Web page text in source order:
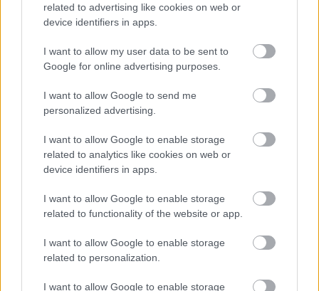
related to advertising like cookies on web or
device identifiers in apps.
I want to allow my user data to be sent to
Google for online advertising purposes.
I want to allow Google to send me
personalized advertising.
I want to allow Google to enable storage
related to analytics like cookies on web or
device identifiers in apps.
I want to allow Google to enable storage
related to functionality of the website or app.
I want to allow Google to enable storage
related to personalization.
I want to allow Google to enable storage
koronatanú szerint Rogánnal és
Kubatovval is tárgyalt, hogy